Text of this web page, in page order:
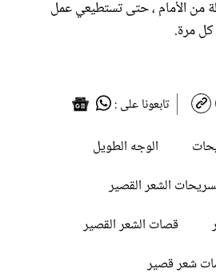
من الأمام ، حتى تستطيعي عمل
مرة.
تابعونا على :
الوجه الطويل
الشعر القصير
قصات الشعر القصير
شعر قصير